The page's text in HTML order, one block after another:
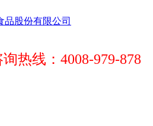
热线：4008-979-878